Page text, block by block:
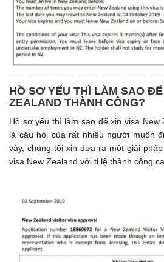
HỒ SƠ YẾU THÌ LÀM SAO
ZEALAND THÀNH CÔNG?
Hồ sơ yếu thì làm sao để xin visa
là câu hỏi của rất nhiều người muốn
vậy, chúng tôi xin đưa ra một giải
visa New Zealand với tỉ lệ thành công